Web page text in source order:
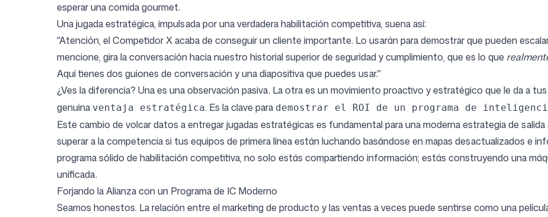
esperar una comida gourmet.
Una jugada estratégica, impulsada por una verdadera habilitación competitiva, suena así:
"Atención, el Competidor X acaba de conseguir un cliente importante. Lo usarán para demostrar que pueden
mencione, gira la conversación hacia nuestro historial superior de seguridad y cumplimiento, que es lo que
Aquí tienes dos guiones de conversación y una diapositiva que puedes usar."
¿Ves la diferencia? Una es una observación pasiva. La otra es un movimiento proactivo y estratégico que le da a tus
genuina ventaja estratégica. Es la clave para demostrar el ROI de un programa de
Este cambio de volcar datos a entregar jugadas estratégicas es fundamental para una modernaestrategia de salida
superar a la competencia si tus equipos de primera línea están luchando basándose en mapas desactualizados e
programa sólido de habilitación competitiva, no solo estás compartiendo información; estás construyendo una
unificada.
Forjando la Alianza con un Programa de IC Moderno
Seamos honestos. La relación entre el marketing de producto y las ventas a veces puede sentirse como una